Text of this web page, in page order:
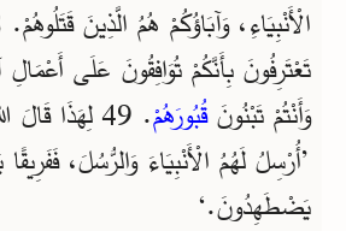
تَعْتَرِفُونَ بِأَنَّكُمْ تُوَافِقُونَ عَلَى أَعْمَالِ
وَأَنْتُمْ تَبْنُونَقُبُورَهُمْ
. 49 لِهَذَا
’أُرْسِلُ لَهُمُ الْأَنْبِيَاءَ وَالرُّسُلَ، فَفَرِيقًا
يَضْطَهِدُونَ.‘